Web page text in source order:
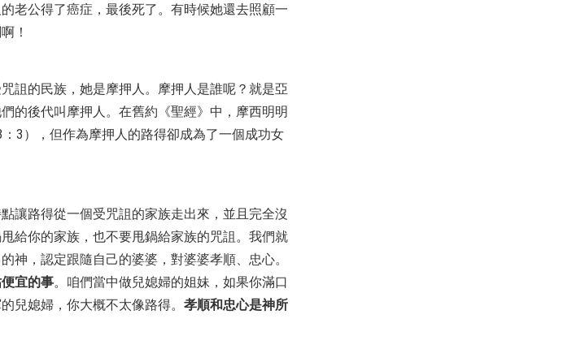
老公得了癌症，最後死了。有時候她還去照顧一
！
詛的民族，她是摩押人。摩押人是誰呢？就是亞
的後代叫摩押人。在舊約《聖經》中，摩西明明
3），但作為摩押人的路得卻成為了一個成功女
讓路得從一個受咒詛的家族走出來，並且完全沒
給你的家族，也不要甩鍋給家族的咒詛。我們就
神，認定跟隨自己的婆婆，對婆婆孝順、忠心。
宜的事。咱們當中做兒媳婦的姐妹，如果你滿口
兒媳婦，你大概不太像路得。 孝順和忠心是神所